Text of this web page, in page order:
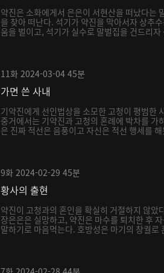
약진은 소화에게서 은은이 서현산을 떠났다는
을 찾아 떠난다. 석기가 약진을 막아서자 상추
움을 벌이고, 석기가 실수로 말벌집을 건드리
11화 2024-03-04 45분
가면 쓴 사내
기약진에게 선인법상을 소모한 고청이 평범한
중거에서는 기약진과 고청의 혼례에 박차를 가
은 진짜 적선은 음풍이고 자신은 적선 행세를
9화 2024-02-29 45분
황사의 출현
약진이 고청과의 혼인을 확실히 거절하지 않았
장은은은 실망하고, 약진은 마수를 퇴치한 후
말하기로 마음먹는다. 호방성은 마기의 창궐로